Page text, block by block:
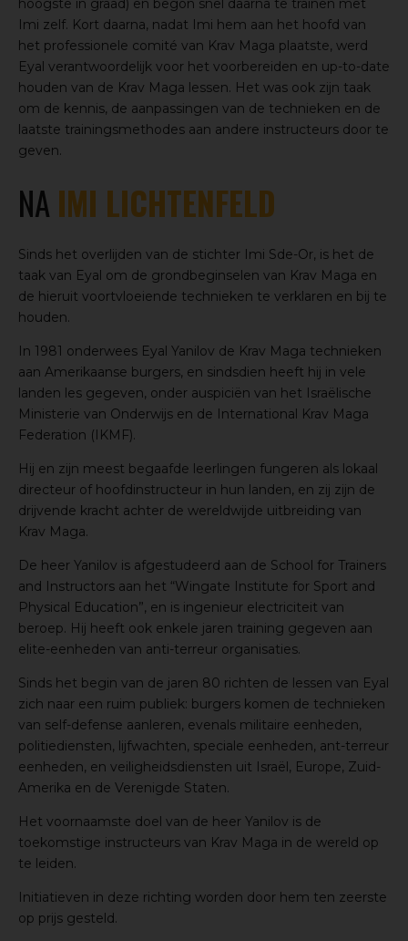
hoogste in graad) en begon snel daarna te trainen met
Imi zelf. Kort daarna, nadat Imi hem aan het hoofd van
het professionele comité van Krav Maga plaatste, werd
Eyal verantwoordelijk voor het voorbereiden en up-to-date
houden van de Krav Maga lessen. Het was ook zijn taak
om de kennis, de aanpassingen van de technieken en de
laatste trainingsmethodes aan andere instructeurs door te
geven.
NA IMI LICHTENFELD
Sinds het overlijden van de stichter Imi Sde-Or, is het de
taak van Eyal om de grondbeginselen van Krav Maga en
de hieruit voortvloeiende technieken te verklaren en bij te
houden.
In 1981 onderwees Eyal Yanilov de Krav Maga technieken
aan Amerikaanse burgers, en sindsdien heeft hij in vele
landen les gegeven, onder auspiciën van het Israëlische
Ministerie van Onderwijs en de International Krav Maga
Federation (IKMF).
Hij en zijn meest begaafde leerlingen fungeren als lokaal
directeur of hoofdinstructeur in hun landen, en zij zijn de
drijvende kracht achter de wereldwijde uitbreiding van
Krav Maga.
De heer Yanilov is afgestudeerd aan de School for Trainers
and Instructors aan het “Wingate Institute for Sport and
Physical Education”, en is ingenieur electriciteit van
beroep. Hij heeft ook enkele jaren training gegeven aan
elite-eenheden van anti-terreur organisaties.
Sinds het begin van de jaren 80 richten de lessen van Eyal
zich naar een ruim publiek: burgers komen de technieken
van self-defense aanleren, evenals militaire eenheden,
politiediensten, lijfwachten, speciale eenheden, ant-terreur
eenheden, en veiligheidsdiensten uit Israël, Europe, Zuid-
Amerika en de Verenigde Staten.
Het voornaamste doel van de heer Yanilov is de
toekomstige instructeurs van Krav Maga in de wereld op
te leiden.
Initiatieven in deze richting worden door hem ten zeerste
op prijs gesteld.